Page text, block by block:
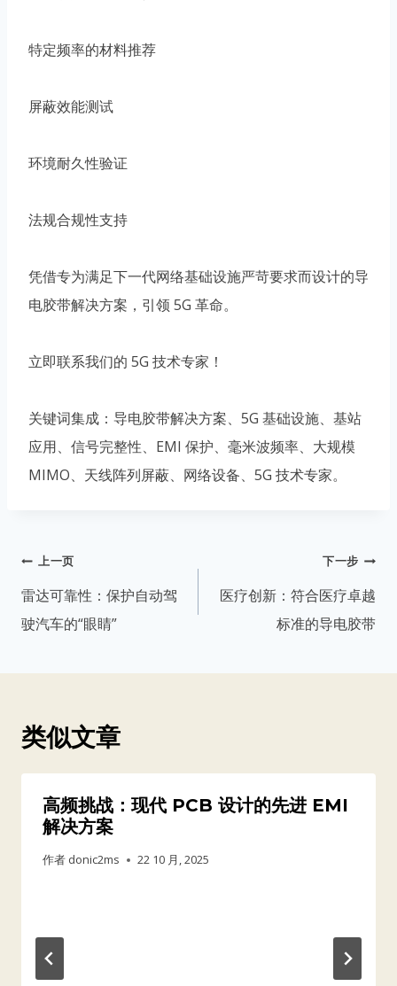
特定频率的材料推荐
屏蔽效能测试
环境耐久性验证
法规合规性支持
凭借专为满足下一代网络基础设施严苛要求而设计的导
电胶带解决方案，引领 5G 革命。
立即联系我们的 5G 技术专家！
关键词集成：导电胶带解决方案、5G 基础设施、基站
应用、信号完整性、EMI 保护、毫米波频率、大规模
MIMO、天线阵列屏蔽、网络设备、5G 技术专家。
文
章
导
上一页
雷达可靠性：保护自动驾
驶汽车的“眼睛”
下一步
医疗创新：符合医疗卓越
标准的导电胶带
类似文章
高频挑战：现代 PCB 设计的先进 EMI
解决方案
作者 donic2ms 22 10 月, 2025